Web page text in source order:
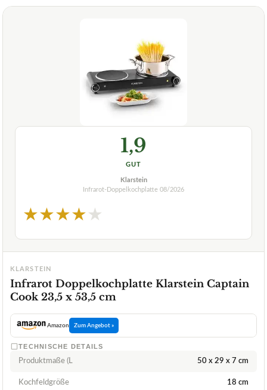
1,9
GUT
Klarstein
Infrarot-Doppelkochplatte 08/2026
★★★★★
KLARSTEIN
Infrarot Doppelkochplatte Klarstein Captain
Cook 23,5 x 53,5 cm
Amazon Zum Angebot »
TECHNISCHE DETAILS
Produktmaße (L 50 x 29 x 7 cm
Kochfeldgröße 18 cm